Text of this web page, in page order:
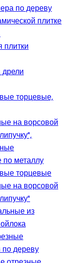
по дереву
плитке
плитки
торцевые,
на ворсовой
по металлу
торцевые
на ворсовой
из
дереву